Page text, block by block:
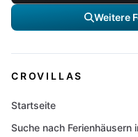
Weitere
CROVILLAS
Startseite
Suche nach Ferienhäusern